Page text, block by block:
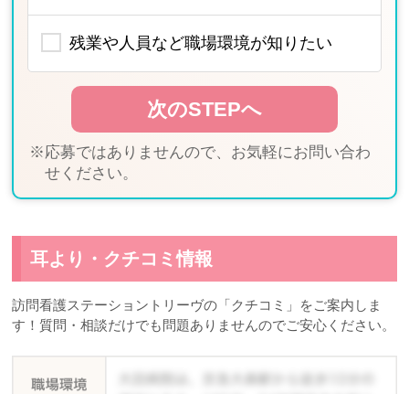
残業や人員など職場環境が知りたい
※応募ではありませんので、お気軽にお問い合わ
せください。
耳より・クチコミ情報
訪問看護ステーショントリーヴの「クチコミ」をご案内しま
す！質問・相談だけでも問題ありませんのでご安心ください。